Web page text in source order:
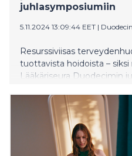
juhlasymposiumiin
5.11.2024 13:09:44 EET |
Resurssiviisas
tuottavista hoidoista –
Lääkäriseura Duodecimin
terveydenhuolto nyt ja